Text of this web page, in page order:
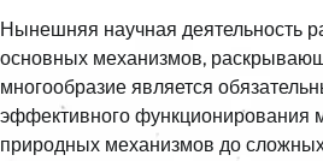
Нынешняя научная деятельность
основных механизмов,
многообразие является
эффективного функционирования
природных механизмов до